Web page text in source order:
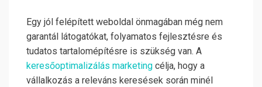
Egy jól felépített weboldal önmagában még nem
garantál látogatókat, folyamatos fejlesztésre és
tudatos tartalomépítésre is szükség van. A
keresőoptimalizálás marketing célja, hogy a
vállalkozás a releváns keresések során minél